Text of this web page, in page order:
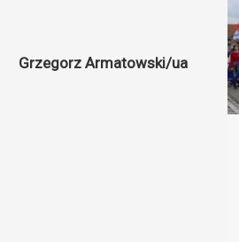
Grzegorz Armatowski/ua